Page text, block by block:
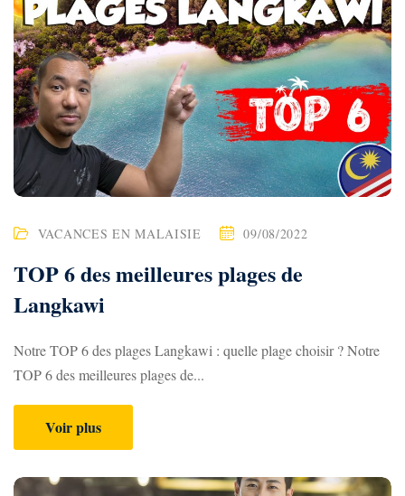
a
l
a
i
s
i
e
e
n
V
L
O
G
VACANCES EN MALAISIE 09/08/2022
TOP 6 des meilleures plages de
Langkawi
Notre TOP 6 des plages Langkawi : quelle plage choisir ? Notre
TOP 6 des meilleures plages de...
Voir plus